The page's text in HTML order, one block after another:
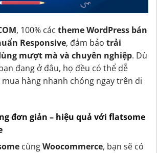
, 100% các theme WordPress bán
Responsive, đảm bảo trải
mượt mà và chuyên nghiệp. Dù
đang ở đâu, họ đều có thể dễ
hàng nhanh chóng ngay trên di
đơn giản – hiệu quả với flatsome
cùngWoocommerce, bạn sẽ có